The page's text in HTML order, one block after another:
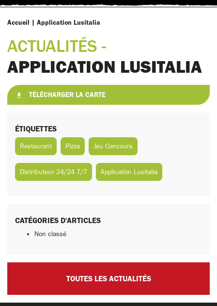
Accueil | Application Lusitalia
ACTUALITÉS -
APPLICATION LUSITALIA
TÉLÉCHARGER LA CARTE
ÉTIQUETTES
Restaurant Pizza Jeu Concours
Distributeur 24/24 7/7 Application Lusitalia
CATÉGORIES D'ARTICLES
Non classé
TOUTES LES ACTUALITÉS